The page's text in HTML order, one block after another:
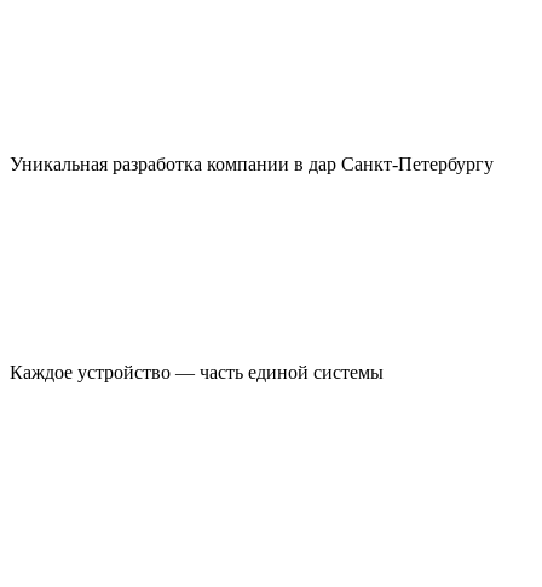
Уникальная разработка компании в дар Санкт-Петербургу
Каждое устройство — часть единой системы